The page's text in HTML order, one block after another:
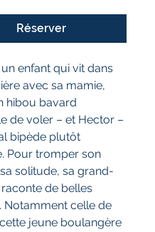
Réserver
enfant qui vit dans
avec sa mamie,
hibou bavard
de voler – et Hector –
bipède plutôt
Pour tromper son
solitude, sa grand-
de belles
Notamment celle de
jeune boulangère